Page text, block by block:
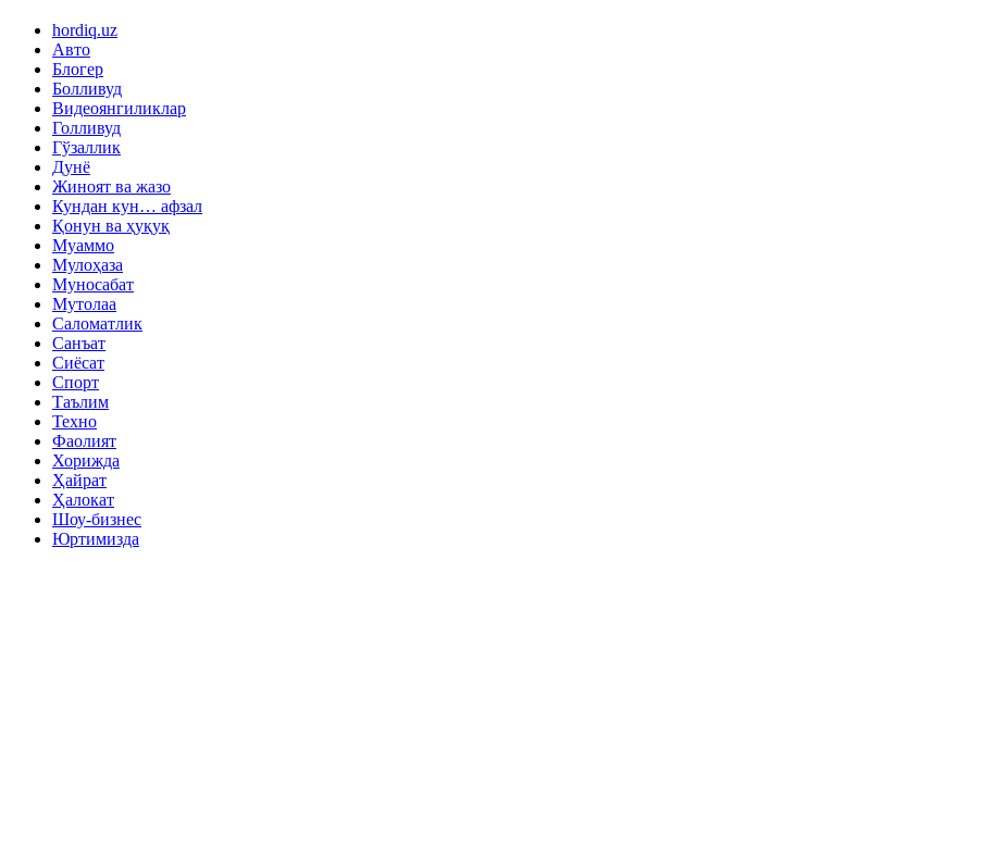
hordiq.uz
Авто
Блогер
Болливуд
Видеоянгиликлар
Голливуд
Гўзаллик
Дунё
Жиноят ва жазо
Кундан кун… афзал
Қонун ва ҳуқуқ
Муаммо
Мулоҳаза
Муносабат
Мутолаа
Саломатлик
Санъат
Сиёсат
Спорт
Таълим
Техно
Фаолият
Хорижда
Ҳайрат
Ҳалокат
Шоу-бизнес
Юртимизда